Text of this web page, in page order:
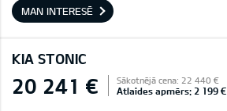
MAN INTERESĒ
KIA STONIC
20 241 € Sākotnējā cena: 22 440 €
Atlaides apmērs: 2 199 €